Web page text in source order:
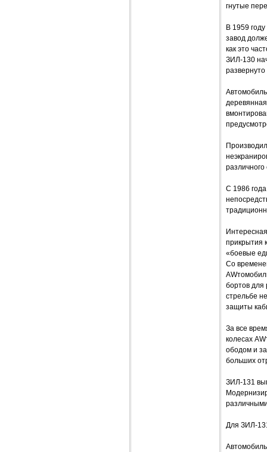
гнутые
В 1959
завод
как это
ЗИЛ-130
С 1986
прикрытия
«боевые
Со
бортов для
стрельбе
защиты
За все
колесах
ободом и
больших
ЗИЛ-131
Для ЗИЛ-